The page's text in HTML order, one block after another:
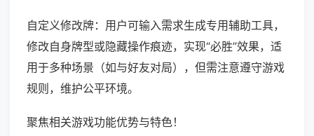
自定义修改牌：用户可输入需求生成专用辅助工具，
修改自身牌型或隐藏操作痕迹，实现“必胜”效果，适
用于多种场景（如与好友对局），但需注意遵守游戏
规则，维护公平环境。
聚焦相关游戏功能优势与特色！